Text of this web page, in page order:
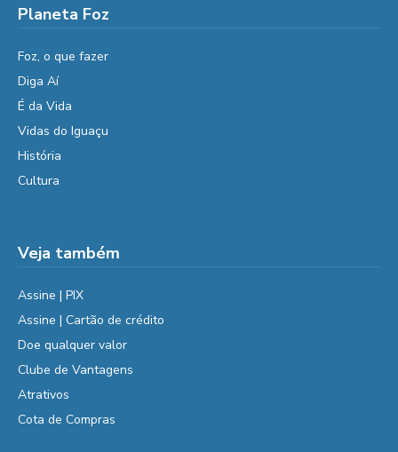
Planeta Foz
Foz, o que fazer
Diga Aí
É da Vida
Vidas do Iguaçu
História
Cultura
Veja também
Assine | PIX
Assine | Cartão de crédito
Doe qualquer valor
Clube de Vantagens
Atrativos
Cota de Compras